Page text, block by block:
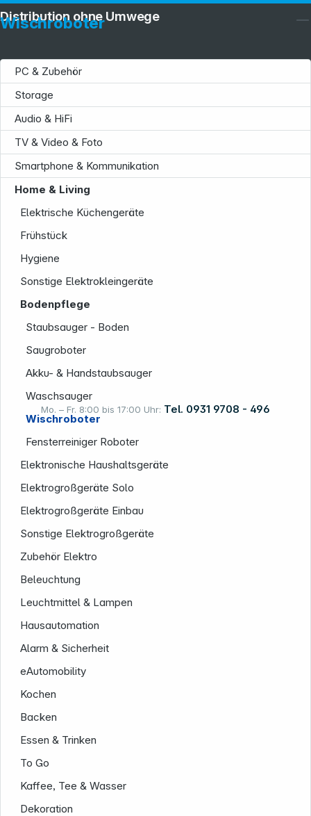
Mo. – Fr. 8:00 bis 17:00 Uhr: Tel. 0931 9708 - 496
Wischroboter
PC & Zubehör
Storage
Audio & HiFi
TV & Video & Foto
Smartphone & Kommunikation
Home & Living
Elektrische Küchengeräte
Frühstück
Hygiene
Sonstige Elektrokleingeräte
Bodenpflege
Staubsauger - Boden
Saugroboter
Akku- & Handstaubsauger
Waschsauger
Wischroboter
Fensterreiniger Roboter
Elektronische Haushaltsgeräte
Elektrogroßgeräte Solo
Elektrogroßgeräte Einbau
Sonstige Elektrogroßgeräte
Zubehör Elektro
Beleuchtung
Leuchtmittel & Lampen
Hausautomation
Alarm & Sicherheit
eAutomobility
Kochen
Backen
Essen & Trinken
To Go
Kaffee, Tee & Wasser
Dekoration
Distribution ohne Umwege
Service
Informationen
Rechtliches
Folgen Sie uns auf